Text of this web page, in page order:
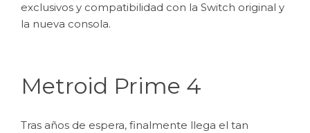
exclusivos y compatibilidad con la Switch original y
la nueva consola.
Metroid Prime 4
Tras años de espera, finalmente llega el tan